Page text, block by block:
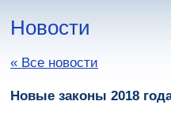
Новости
« Все новости
Новые законы 2018